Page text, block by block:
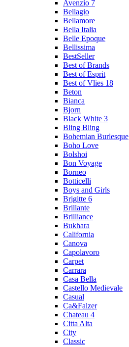
Avenzio 7
Bellagio
Bellamore
Bella Italia
Belle Epoque
Bellissima
BestSeller
Best of Brands
Best of Esprit
Best of Vlies 18
Beton
Bianca
Bjorn
Black White 3
Bling Bling
Bohemian Burlesque
Boho Love
Bolshoi
Bon Voyage
Borneo
Botticelli
Boys and Girls
Brigitte 6
Brillante
Brilliance
Bukhara
California
Canova
Capolavoro
Carpet
Carrara
Casa Bella
Castello Medievale
Casual
Ca&Falzer
Chateau 4
Citta Alta
City
Classic